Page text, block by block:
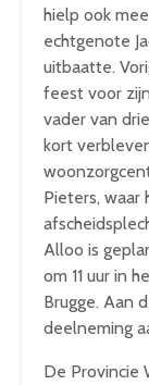
hielp ook
echtgenote
uitbaatte.
feest voor
vader van
kort
Pieters, waar
Alloo is
om 11 uur in
Brugge. Aan
deelneming
De Provincie